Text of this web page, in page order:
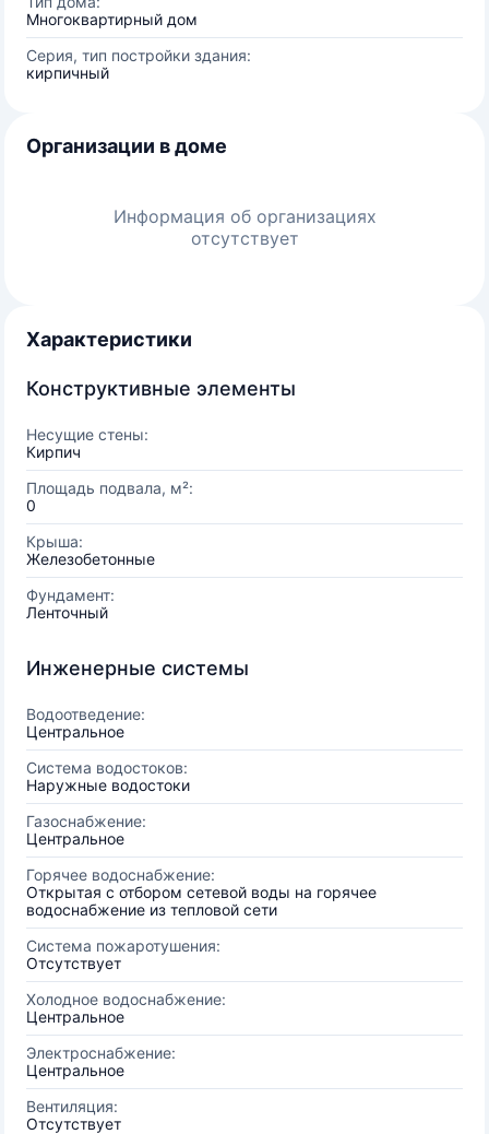
Многоквартирный дом
Серия, тип постройки здания:
кирпичный
Организации в доме
Информация об организациях
отсутствует
Характеристики
Конструктивные элементы
Несущие стены:
Кирпич
Площадь подвала, м²:
0
Крыша:
Железобетонные
Фундамент:
Ленточный
Инженерные системы
Водоотведение:
Центральное
Система водостоков:
Наружные водостоки
Газоснабжение:
Центральное
Горячее водоснабжение:
Открытая с отбором сетевой воды на горячее
водоснабжение из тепловой сети
Система пожаротушения:
Отсутствует
Холодное водоснабжение:
Центральное
Электроснабжение:
Центральное
Вентиляция:
Отсутствует